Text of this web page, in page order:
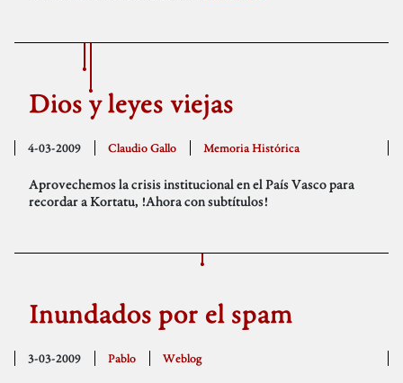
Dios y leyes viejas
4-03-2009 Claudio Gallo Memoria Histórica
Aprovechemos la crisis institucional en el País Vasco para
recordar a Kortatu, !Ahora con subtítulos!
Inundados por el spam
3-03-2009 Pablo Weblog